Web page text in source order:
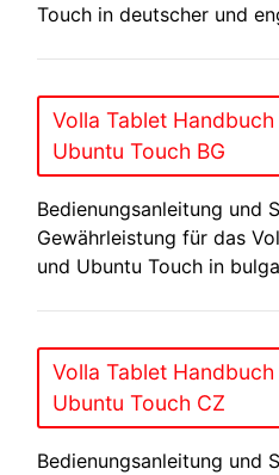
Touch in deutscher und
Volla Tablet Handbuch
Ubuntu Touch BG
Bedienungsanleitung und
Gewährleistung für das
und Ubuntu Touch in
Volla Tablet Handbuch
Ubuntu Touch CZ
Bedienungsanleitung und